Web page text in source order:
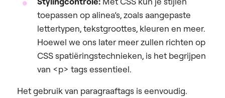
toepassen op alinea’s, zoals aangepaste
lettertypen, tekstgroottes, kleuren en meer.
Hoewel we ons later meer zullen richten op
CSS spatiëringstechnieken, is het begrijpen
van <p> tags essentieel.
Het gebruik van paragraaftags is eenvoudig.